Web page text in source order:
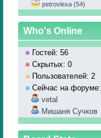
petrovlexa (54)
Who's Online
Гостей: 56
Скрытых: 0
Пользователей: 2
Сейчас на форуме:
vetal
Мишаня Сучков